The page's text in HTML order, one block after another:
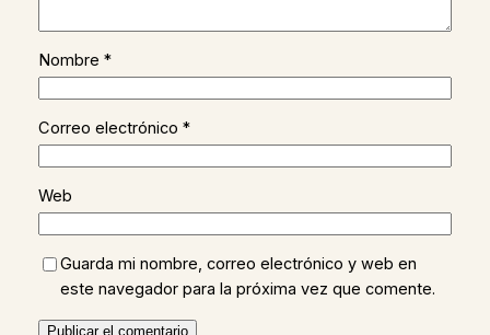
Nombre *
Correo electrónico *
Web
Guarda mi nombre, correo electrónico y web en
este navegador para la próxima vez que comente.